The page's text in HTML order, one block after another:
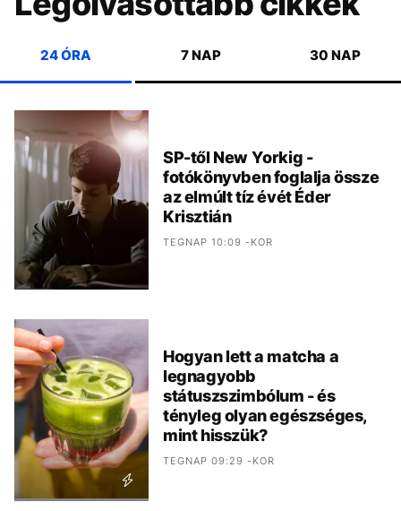
24 ÓRA 7 NAP 30 NAP
SP-től New Yorkig -
fotókönyvben foglalja össze
az elmúlt tíz évét Éder
Krisztián
TEGNAP 10:09 -KOR
Hogyan lett a matcha a
legnagyobb
státuszszimbólum - és
tényleg olyan egészséges,
mint hisszük?
TEGNAP 09:29 -KOR